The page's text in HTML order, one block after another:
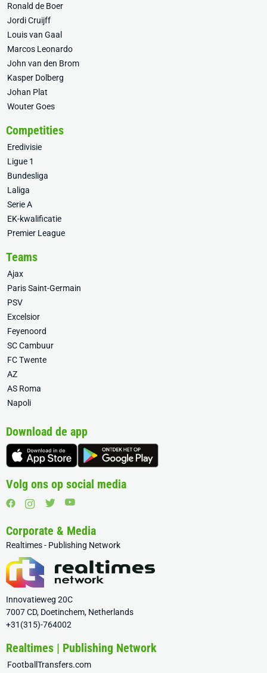
Ronald de Boer
Jordi Cruijff
Louis van Gaal
Marcos Leonardo
John van den Brom
Kasper Dolberg
Johan Plat
Wouter Goes
Competities
Eredivisie
Ligue 1
Bundesliga
Laliga
Serie A
EK-kwalificatie
Premier League
Teams
Ajax
Paris Saint-Germain
PSV
Excelsior
Feyenoord
SC Cambuur
FC Twente
AZ
AS Roma
Napoli
Download de app
Volg ons op social media
Corporate & Media
Realtimes - Publishing Network
Innovatieweg 20C
7007 CD, Doetinchem, Netherlands
+31(315)-764002
Realtimes | Publishing Network
FootballTransfers.com